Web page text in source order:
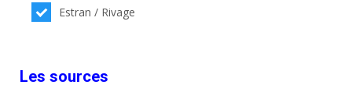
Estran / Rivage
Les sources